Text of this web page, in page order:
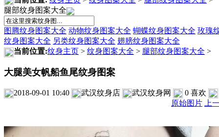
腿部纹身图案大全
图腾纹身图案大全 动物纹身图案大全 蝴蝶纹身图案大全 玫瑰
纹身图案大全 另类纹身图案大全 翅膀纹身图案大全
当前位置:纹身主页 > 纹身图案大全 > 腿部纹身图案大全 >
大腿美女帆船鱼尾纹身图案
2018-09-01 10:40 武汉纹身店 武汉纹身网 0 喜欢
原始图片 上